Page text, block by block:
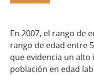
En 2007, el rango de
rango de edad entre
que evidencia un alto
población en edad